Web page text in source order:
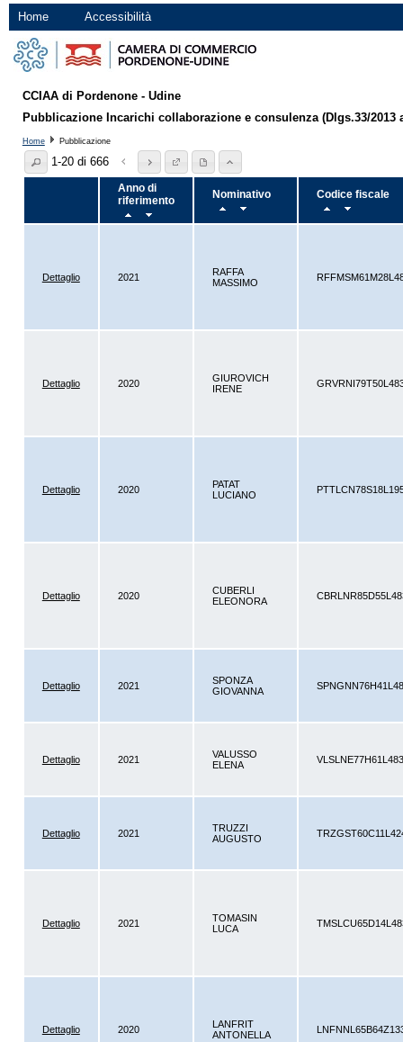
Home Accessibilità
CCIAA di Pordenone - Udine
Pubblicazione Incarichi collaborazione e consulenza (Dlgs.33/2013
Home Pubblicazione
1-20 di 666
Anno di
riferimento
Nominativo Codice fiscale
Dettaglio 2021
RAFFA
MASSIMO
Dettaglio 2020
GIUROVICH
IRENE
Dettaglio 2020
PATAT
LUCIANO
Dettaglio 2020
CUBERLI
ELEONORA
Dettaglio 2021
SPONZA
GIOVANNA
Dettaglio 2021
VALUSSO
ELENA
Dettaglio 2021
TRUZZI
AUGUSTO
Dettaglio 2021
TOMASIN
LUCA
Dettaglio 2020
LANFRIT
ANTONELLA